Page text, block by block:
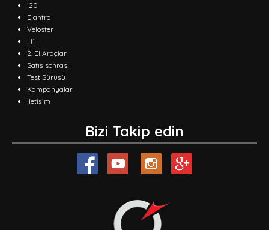
i20
Elantra
Veloster
H1
2. El Araçlar
Satış sonrası
Test Sürüşü
Kampanyalar
İletişim
Bizi Takip edin